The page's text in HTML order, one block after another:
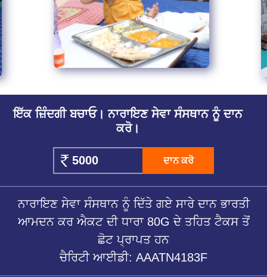
ਇੱਕ ਜ਼ਿੰਦਗੀ ਬਚਾਓ। ਨਾਰਾਇਣ ਸੇਵਾ ਸੰਸਥਾਨ ਨੂੰ ਦਾਨ
ਕਰੋ।
ਦਾਨ ਕਰੋ
ਨਾਰਾਇਣ ਸੇਵਾ ਸੰਸਥਾਨ ਨੂੰ ਦਿੱਤੇ ਗਏ ਸਾਰੇ ਦਾਨ ਭਾਰਤੀ
ਆਮਦਨ ਕਰ ਐਕਟ ਦੀ ਧਾਰਾ 80G ਦੇ ਤਹਿਤ ਟੈਕਸ ਤੋਂ
ਛੋਟ ਪ੍ਰਾਪਤ ਹਨ
ਚੈਰਿਟੀ ਆਈਡੀ: AAATN4183F